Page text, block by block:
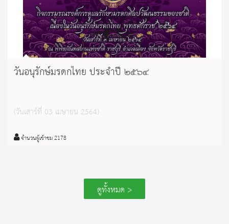
วันอนุรักษ์มรดกไทย ประจำปี ๒๕๖๔
(วันเสาร์ที่ 03 เมษายน 2564)
จำนวนผู้เข้าชม 2178
ดูทั้งหมด >